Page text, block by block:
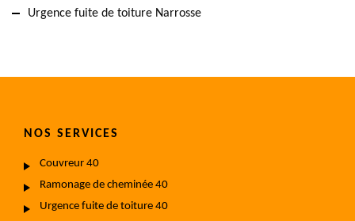
Urgence fuite de toiture Narrosse
NOS SERVICES
Couvreur 40
Ramonage de cheminée 40
Urgence fuite de toiture 40